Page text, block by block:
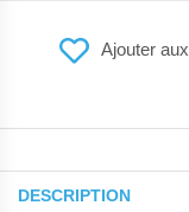
Ajouter
DESCRIPTION